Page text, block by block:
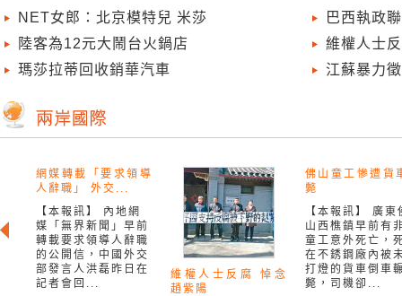
NET女郎：北京模特兒 米莎
陸客為12元大鬧台火鍋店
瑪莎拉蒂回收銷華汽車
巴西執政
維權人士
江蘇暴力
網媒轉載「要求領導
人辭職」 外交...
【本報訊】 內地網
媒「無界新聞」早前
轉載要求領導人辭職
的公開信，中國外交
部發言人洪磊昨日在
記者會回...
維權人士反腐 悼念
趙紫陽
佛山童工慘遭貨
斃
【本報訊】 廣東
山西樵鎮早前有
童工意外死亡，
在不銹鋼廠內被
打燈的貨車倒車
斃，司機卻...